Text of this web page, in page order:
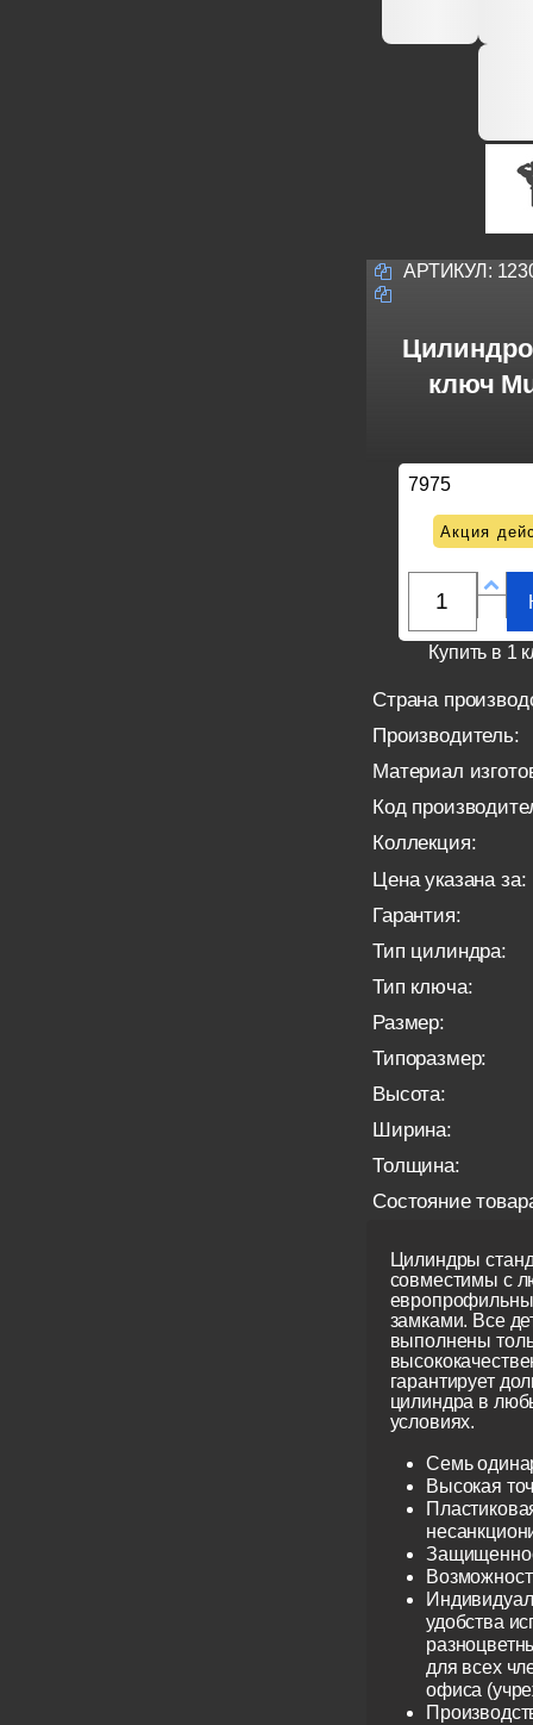
АРТИКУЛ:
ключ
7975
Акция
Купить в 1
Страна
Производитель:
Материал
Код
Коллекция:
Цена указана за:
Гарантия:
Тип цилиндра:
Тип ключа:
Размер:
Типоразмер:
Высота:
Ширина:
Толщина:
Состояние
Цилиндры
совместимы с
замками. Все
выполнены
гарантирует
цилиндра в
условиях.
Семь
Высокая
удобства
для всех
офиса